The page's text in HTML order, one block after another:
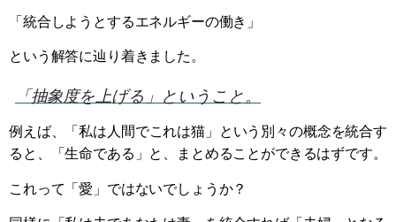
「統合しようとするエネルギーの働き」
という解答に辿り着きました。
「抽象度を上げる」ということ。
例えば、「私は人間でこれは猫」という別々の概念を統合す
ると、「生命である」と、まとめることができるはずです。
これって「愛」ではないでしょうか？